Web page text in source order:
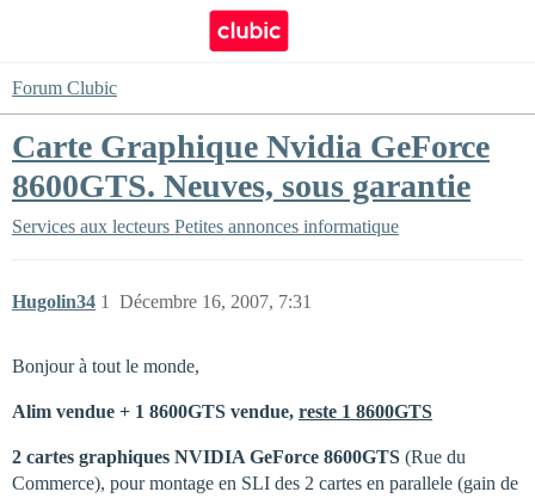
Forum Clubic
Carte Graphique Nvidia GeForce
8600GTS. Neuves, sous garantie
Services aux lecteurs Petites annonces informatique
Hugolin34 Décembre 16, 2007, 7:31
1
Bonjour à tout le monde,
Alim vendue + 1 8600GTS vendue, reste 1 8600GTS
2 cartes graphiques NVIDIA GeForce 8600GTS (Rue du
Commerce), pour montage en SLI des 2 cartes en parallele (gain de